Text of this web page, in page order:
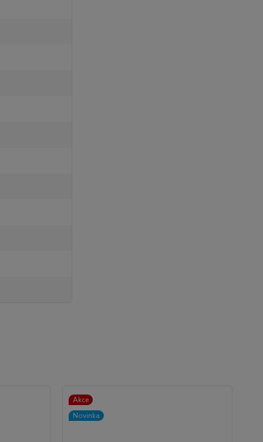
Akce
Novinka